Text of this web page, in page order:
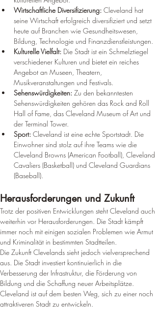
Wirtschaftliche Diversifizierung: Cleveland hat
seine Wirtschaft erfolgreich diversifiziert und setzt
heute auf Branchen wie Gesundheitswesen,
Bildung, Technologie und Finanzdienstleistungen.
Kulturelle Vielfalt: Die Stadt ist ein Schmelztiegel
verschiedener Kulturen und bietet ein reiches
Angebot an Museen, Theatern,
Musikveranstaltungen und Festivals.
Sehenswürdigkeiten: Zu den bekanntesten
Sehenswürdigkeiten gehören das Rock and Roll
Hall of Fame, das Cleveland Museum of Art und
der Terminal Tower.
Sport: Cleveland ist eine echte Sportstadt. Die
Einwohner sind stolz auf ihre Teams wie die
Cleveland Browns (American Football), Cleveland
Cavaliers (Basketball) und Cleveland Guardians
(Baseball).
Herausforderungen und Zukunft
Trotz der positiven Entwicklungen steht Cleveland auch
weiterhin vor Herausforderungen. Die Stadt kämpft
immer noch mit einigen sozialen Problemen wie Armut
und Kriminalität in bestimmten Stadtteilen.
Die Zukunft Clevelands sieht jedoch vielversprechend
aus. Die Stadt investiert kontinuierlich in die
Verbesserung der Infrastruktur, die Förderung von
Bildung und die Schaffung neuer Arbeitsplätze.
Cleveland ist auf dem besten Weg, sich zu einer noch
attraktiveren Stadt zu entwickeln.